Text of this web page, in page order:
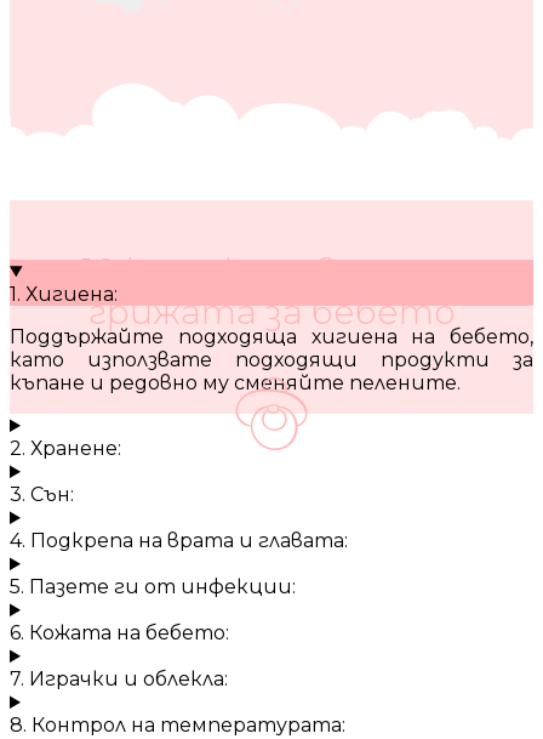
10 кратки съвета за
грижата за бебето
1. Хигиена:
Поддържайте подходяща хигиена на бебето,
като използвате подходящи продукти за
къпане и редовно му сменяйте пелените.
2. Хранене:
3. Сън:
4. Подкрепа на врата и главата:
5. Пазете ги от инфекции:
6. Кожата на бебето:
7. Играчки и облекла:
8. Контрол на температурата: